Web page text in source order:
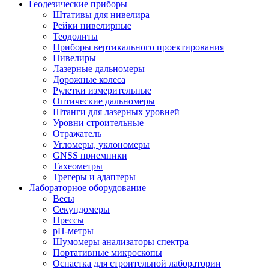
Геодезические приборы
Штативы для нивелира
Рейки нивелирные
Теодолиты
Приборы вертикального проектирования
Нивелиры
Лазерные дальномеры
Дорожные колеса
Рулетки измерительные
Оптические дальномеры
Штанги для лазерных уровней
Уровни строительные
Отражатель
Угломеры, уклономеры
GNSS приемники
Тахеометры
Трегеры и адаптеры
Лабораторное оборудование
Весы
Секундомеры
Прессы
pH-метры
Шумомеры анализаторы спектра
Портативные микроскопы
Оснастка для строительной лаборатории